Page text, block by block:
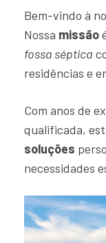
Bem-vindo à
Nossa missão
fossa séptica
residências e
Com anos de
qualificada,
soluções
necessidades